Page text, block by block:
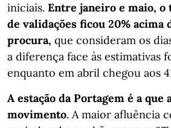
iniciais. Entre janeiro e maio, o
de validações ficou 20% acima
procura, que consideram os
a diferença face às estimativas
enquanto em abril chegou aos
A estação da Portagem é a
movimento. A maior afluência